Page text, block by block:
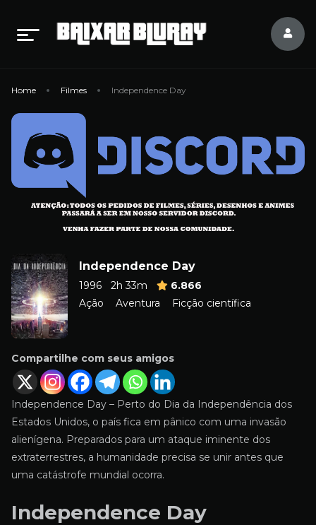
Home Filmes Independence Day
Independence Day
1996 2h 33m
6.866
Ação
Aventura Ficção científica
Compartilhe com seus amigos
Independence Day – Perto do Dia da Independência dos
Estados Unidos, o país fica em pânico com uma invasão
alienígena. Preparados para um ataque iminente dos
extraterrestres, a humanidade precisa se unir antes que
uma catástrofe mundial ocorra.
Independence Day